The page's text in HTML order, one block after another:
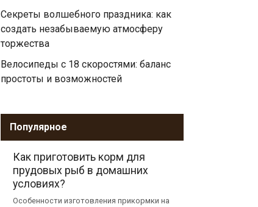
Секреты волшебного праздника: как
создать незабываемую атмосферу
торжества
Велосипеды с 18 скоростями: баланс
простоты и возможностей
Популярное
Как приготовить корм для
прудовых рыб в домашних
условиях?
Особенности изготовления прикормки на